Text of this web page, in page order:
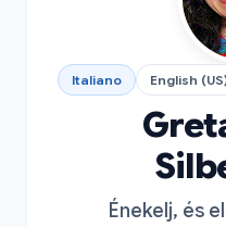
Italiano English
Énekelj, és